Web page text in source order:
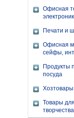
Офисная
Печати и
Офисная
сейфы,
Продукты
посуда
Товары
творчества